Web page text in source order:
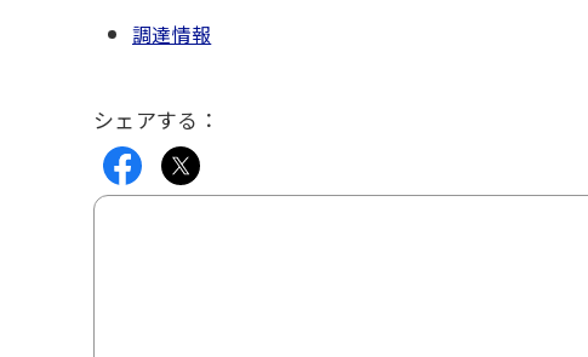
調達情報
シェアする：